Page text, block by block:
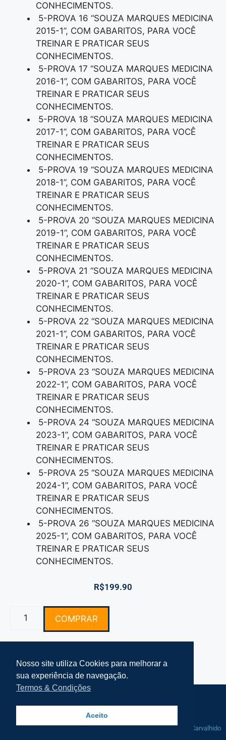
CONHECIMENTOS.
5-PROVA 16 “SOUZA MARQUES MEDICINA
2015-1”, COM GABARITOS, PARA VOCÊ
TREINAR E PRATICAR SEUS
CONHECIMENTOS.
5-PROVA 17 “SOUZA MARQUES MEDICINA
2016-1”, COM GABARITOS, PARA VOCÊ
TREINAR E PRATICAR SEUS
CONHECIMENTOS.
5-PROVA 18 “SOUZA MARQUES MEDICINA
2017-1”, COM GABARITOS, PARA VOCÊ
TREINAR E PRATICAR SEUS
CONHECIMENTOS.
5-PROVA 19 “SOUZA MARQUES MEDICINA
2018-1”, COM GABARITOS, PARA VOCÊ
TREINAR E PRATICAR SEUS
CONHECIMENTOS.
5-PROVA 20 “SOUZA MARQUES MEDICINA
2019-1”, COM GABARITOS, PARA VOCÊ
TREINAR E PRATICAR SEUS
CONHECIMENTOS.
5-PROVA 21 “SOUZA MARQUES MEDICINA
2020-1”, COM GABARITOS, PARA VOCÊ
TREINAR E PRATICAR SEUS
CONHECIMENTOS.
5-PROVA 22 “SOUZA MARQUES MEDICINA
2021-1”, COM GABARITOS, PARA VOCÊ
TREINAR E PRATICAR SEUS
CONHECIMENTOS.
5-PROVA 23 “SOUZA MARQUES MEDICINA
2022-1”, COM GABARITOS, PARA VOCÊ
TREINAR E PRATICAR SEUS
CONHECIMENTOS.
5-PROVA 24 “SOUZA MARQUES MEDICINA
2023-1”, COM GABARITOS, PARA VOCÊ
TREINAR E PRATICAR SEUS
CONHECIMENTOS.
5-PROVA 25 “SOUZA MARQUES MEDICINA
2024-1”, COM GABARITOS, PARA VOCÊ
TREINAR E PRATICAR SEUS
CONHECIMENTOS.
5-PROVA 26 “SOUZA MARQUES MEDICINA
2025-1”, COM GABARITOS, PARA VOCÊ
TREINAR E PRATICAR SEUS
CONHECIMENTOS.
R$199.90
COMPRAR
Rafa Carvalhido
Nosso site utiliza Cookies para melhorar a
sua experiência de navegação.
Termos & Condições
Aceito